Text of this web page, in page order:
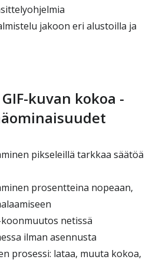
jakoon eri alustoilla ja
kuvan kokoa -
pikseleillä tarkkaa säätöä
prosentteina nopeaan,
koonmuutos netissä
ilman asennusta
prosessi: lataa, muuta kokoa,